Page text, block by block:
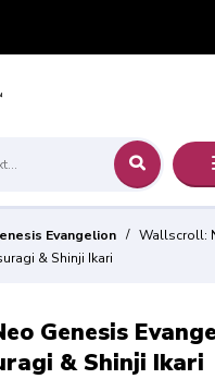
Evangelion
Wallscroll:
& Shinji Ikari
Genesis
& Shinji Ikari